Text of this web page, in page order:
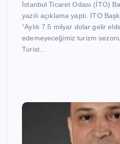
İstanbul Ticaret Odası (İTO)
yazılı açıklama yaptı. İTO
“Aylık 7.5 milyar dolar gelir
edemeyeceğimiz turizm
Turist…